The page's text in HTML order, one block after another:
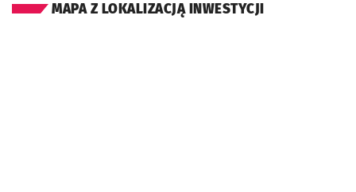
MAPA Z LOKALIZACJĄ INWESTYCJI